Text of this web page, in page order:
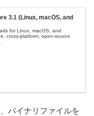
3.1 (Linux, macOS, and
for Linux, macOS, and
cross-platform, open-source
バイナリファイルを